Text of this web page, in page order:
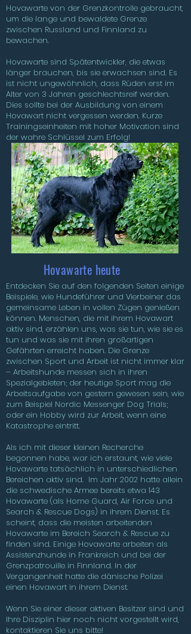
Hovawarte von der Grenzkontrolle gebraucht,
um die lange und bewaldete Grenze
zwischen Russland und Finnland zu
bewachen.
Hovawarte sind Spätentwickler, die etwas
länger brauchen, bis sie erwachsen sind. Es
ist nicht ungewöhnlich, dass Rüden erst im
Alter von 3 Jahren geschlechtsreif werden.
Dies sollte bei der Ausbildung von einem
Hovawart nicht vergessen werden. Kurze
Trainingseinheiten mit hoher Motivation sind
der wahre Schlüssel zum Erfolg!
Hovawarte heute
Entdecken Sie auf den folgenden Seiten einige
Beispiele, wie Hundeführer und Vierbeiner das
gemeinsame Leben in vollen Zügen genießen
können. Menschen, die mit ihrem Hovawart
aktiv sind, erzählen uns, was sie tun, wie sie es
tun und was sie mit ihren großartigen
Gefährten erreicht haben. Die Grenze
zwischen Sport und Arbeit ist nicht immer klar
– Arbeitshunde messen sich in ihren
Spezialgebieten; der heutige Sport mag die
Arbeitsaufgabe von gestern gewesen sein, wie
zum Beispiel Nordic Messenger Dog Trials;
oder ein Hobby wird zur Arbeit, wenn eine
Katastrophe eintritt.
Als ich mit dieser kleinen Recherche
begonnen habe, war ich erstaunt, wie viele
Hovawarte tatsächlich in unterschiedlichen
Bereichen aktiv sind. Im Jahr 2002 hatte allein
die schwedische Armee bereits etwa 143
Hovawarte (als Home Guard, Air Force und
Search & Rescue Dogs) in ihrem Dienst. Es
scheint, dass die meisten arbeitenden
Hovawarte im Bereich Search & Rescue zu
finden sind. Einige Hovawarte arbeiten als
Assistenzhunde in Frankreich und bei der
Grenzpatrouille in Finnland. In der
Vergangenheit hatte die dänische Polizei
einen Hovawart in ihrem Dienst.
Wenn Sie einer dieser aktiven Besitzer sind und
Ihre Disziplin hier noch nicht vorgestellt wird,
kontaktieren Sie uns bitte!